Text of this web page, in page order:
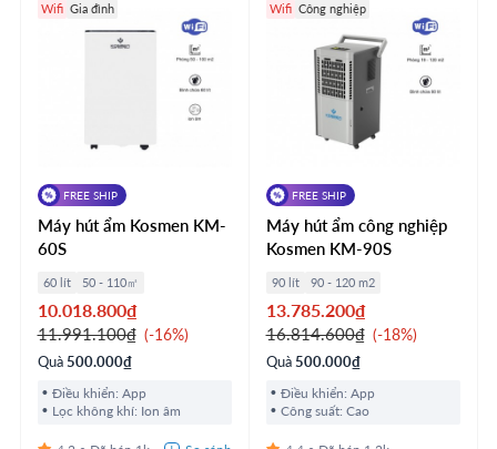
Wifi Gia đình
FREE SHIP
Máy hút ẩm Kosmen KM-
60S
60 lít 50 - 110㎡
10.018.800₫
11.991.100₫ -16%
Quà 500.000₫
Điều khiển: App
Lọc không khí: Ion âm
Wifi Công nghiệp
FREE SHIP
Máy hút ẩm công nghiệp
Kosmen KM-90S
90 lít 90 - 120 m2
13.785.200₫
16.814.600₫ -18%
Quà 500.000₫
Điều khiển: App
Công suất: Cao